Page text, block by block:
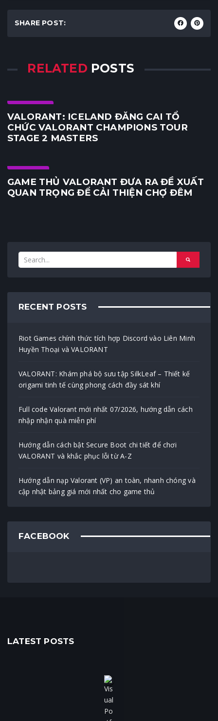
SHARE POST:
RELATED POSTS
E-Sports
VALORANT: ICELAND ĐĂNG CAI TỔ
CHỨC VALORANT CHAMPIONS TOUR
STAGE 2 MASTERS
Sự kiện
GAME THỦ VALORANT ĐƯA RA ĐỀ XUẤT
QUAN TRỌNG ĐỂ CẢI THIỆN CHỢ ĐÊM
RECENT POSTS
Riot Games chính thức tích hợp Discord vào Liên Minh
Huyền Thoại và VALORANT
VALORANT: Khám phá bộ sưu tập SilkLeaf – Thiết kế
origami tinh tế cùng phong cách đầy sát khí
Full code Valorant mới nhất 07/2026, hướng dẫn cách
nhập nhận quà miễn phí
Hướng dẫn cách bật Secure Boot chi tiết để chơi
VALORANT và khắc phục lỗi từ A-Z
Hướng dẫn nạp Valorant (VP) an toàn, nhanh chóng và
cập nhật bảng giá mới nhất cho game thủ
FACEBOOK
LATEST POSTS